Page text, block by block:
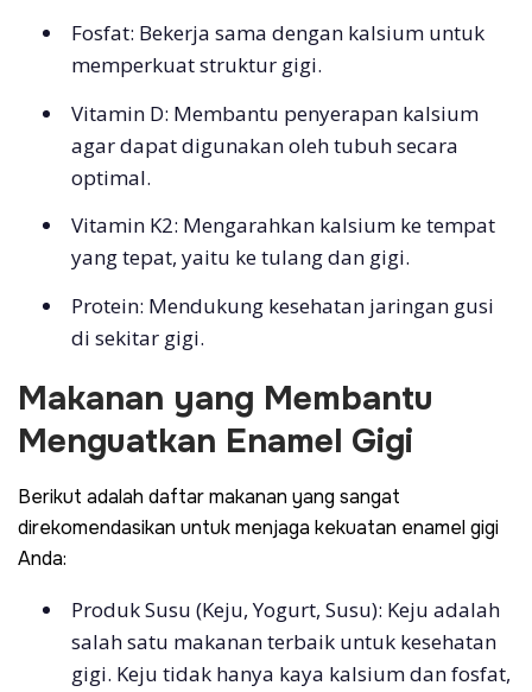
Fosfat: Bekerja sama dengan kalsium untuk
memperkuat struktur gigi.
Vitamin D: Membantu penyerapan kalsium
agar dapat digunakan oleh tubuh secara
optimal.
Vitamin K2: Mengarahkan kalsium ke tempat
yang tepat, yaitu ke tulang dan gigi.
Protein: Mendukung kesehatan jaringan gusi
di sekitar gigi.
Makanan yang Membantu
Menguatkan Enamel Gigi
Berikut adalah daftar makanan yang sangat
direkomendasikan untuk menjaga kekuatan enamel gigi
Anda:
Produk Susu (Keju, Yogurt, Susu): Keju adalah
salah satu makanan terbaik untuk kesehatan
gigi. Keju tidak hanya kaya kalsium dan fosfat,